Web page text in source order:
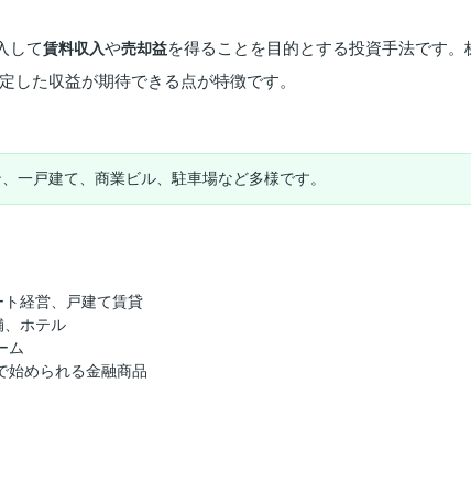
して賃料収入や売却益を得ることを目的とする投資手法です。
した収益が期待できる点が特徴です。
一戸建て、商業ビル、駐車場など多様です。
経営、戸建て賃貸
、ホテル
ム
始められる金融商品